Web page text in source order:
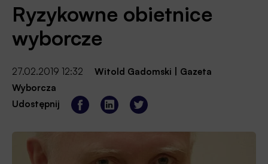
Ryzykowne obietnice
wyborcze
27.02.2019 12:32 Witold Gadomski
Gazeta
Wyborcza
Udostępnij